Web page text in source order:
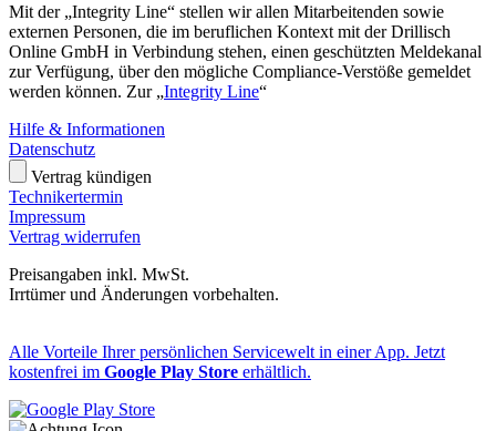
Mit der „Integrity Line“ stellen wir allen Mitarbeitenden sowie
externen Personen, die im beruflichen Kontext mit der Drillisch
Online GmbH in Verbindung stehen, einen geschützten Meldekanal
zur Verfügung, über den mögliche Compliance-Verstöße gemeldet
werden können. Zur „Integrity Line“
Hilfe & Informationen
Datenschutz
Vertrag kündigen
Technikertermin
Impressum
Vertrag widerrufen
Preisangaben inkl. MwSt.
Irrtümer und Änderungen vorbehalten.
Alle Vorteile Ihrer persönlichen Servicewelt in einer App. Jetzt
kostenfrei im Google Play Store erhältlich.